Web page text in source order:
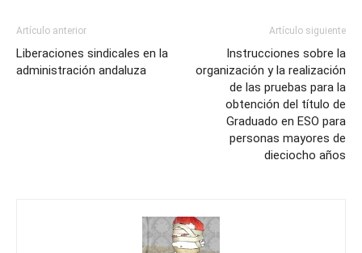
Artículo anterior
Liberaciones sindicales en la
administración andaluza
Artículo siguiente
Instrucciones sobre la
organización y la realización
de las pruebas para la
obtención del título de
Graduado en ESO para
personas mayores de
dieciocho años